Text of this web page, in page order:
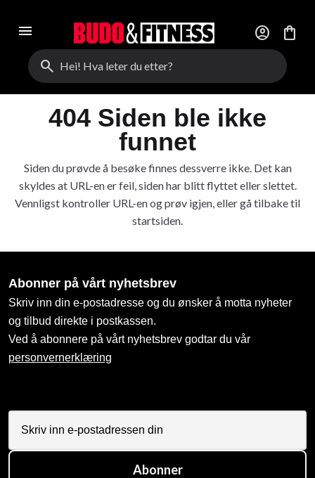
menu account_circle
shopping_bag
search
404 Siden ble ikke
funnet
Siden du prøvde å besøke finnes dessverre ikke. Det kan
skyldes at URL-en er feil, siden har blitt flyttet eller slettet.
Vennligst kontroller URL-en og prøv igjen, eller gå tilbake til
startsiden.
Abonner på vårt nyhetsbrev
Skriv inn din e-postadresse og du ønsker å motta nyheter
og tilbud direkte i postkassen.
Ved å abonnere på vårt nyhetsbrev godtar du vår
personvernerklæring
Abonner